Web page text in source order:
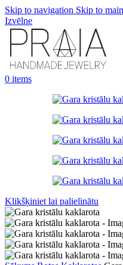
Skip to navigation Skip to
Izvēlne
0 items
Klikšķiniet lai palielinātu